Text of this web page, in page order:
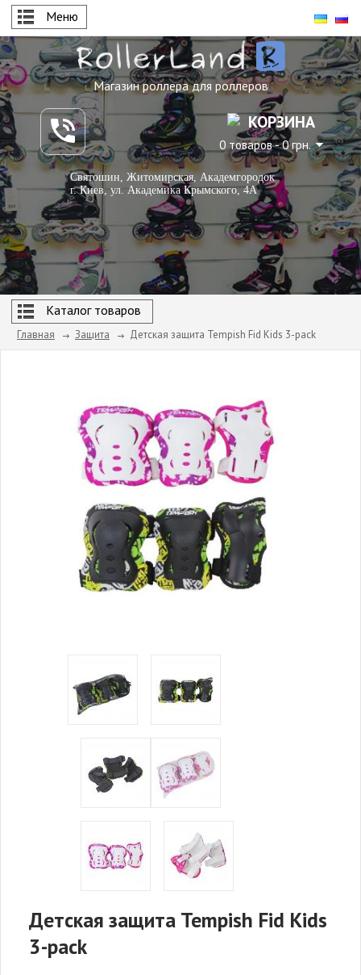
Меню
Магазин роллера для роллеров
КОРЗИНА
0 товаров - 0 грн.
Святошин, Житомирская, Академгородок
г. Киев, ул. Академика Крымского, 4А
Каталог товаров
Главная Защита Детская защита Tempish Fid Kids 3-pack
Детская защита Tempish Fid Kids
3-pack